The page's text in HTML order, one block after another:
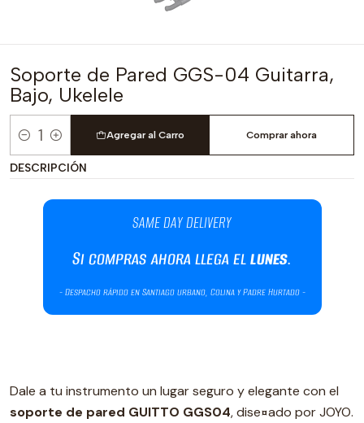
Soporte de Pared GGS-04 Guitarra,
Bajo, Ukelele
Cantidad
Agregar al Carro Comprar ahora
DESCRIPCIÓN
Dale a tu instrumento un lugar seguro y elegante con el
soporte de pared GUITTO GGS04, dise¤ado por JOYO.